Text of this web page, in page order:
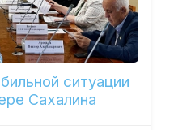
ситуации
Сахалина